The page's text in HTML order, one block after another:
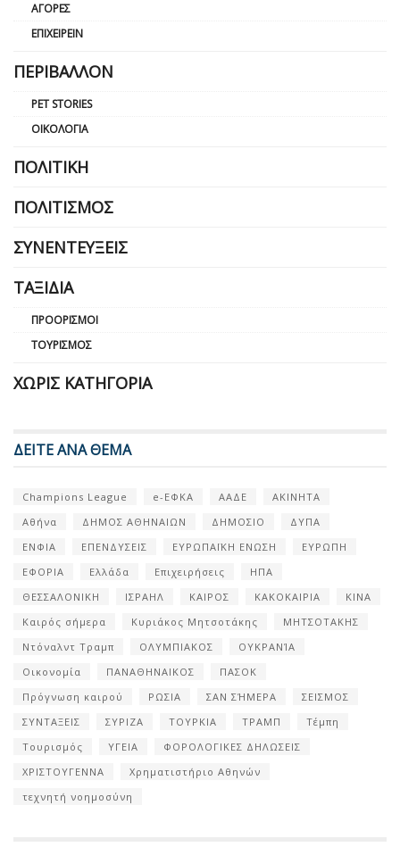
ΑΓΟΡΈΣ
ΕΠΙΧΕΙΡΕΊΝ
ΠΕΡΙΒΆΛΛΟΝ
PET STORIES
ΟΙΚΟΛΟΓΊΑ
ΠΟΛΙΤΙΚΉ
ΠΟΛΙΤΙΣΜΌΣ
ΣΥΝΕΝΤΕΎΞΕΙΣ
ΤΑΞΊΔΙΑ
ΠΡΟΟΡΙΣΜΟΊ
ΤΟΥΡΙΣΜΌΣ
ΧΩΡΊΣ ΚΑΤΗΓΟΡΊΑ
ΔΕΙΤΕ ΑΝΑ ΘΕΜΑ
Champions League e-ΕΦΚΑ ΑΑΔΕ
ΑΚΙΝΗΤΑ
Αθήνα
ΔΗΜΟΣ ΑΘΗΝΑΙΩΝ ΔΗΜΟΣΙΟ
ΔΥΠΑ
ΕΝΦΙΑ
ΕΠΕΝΔΥΣΕΙΣ ΕΥΡΩΠΑΪΚΗ ΕΝΩΣΗ
ΕΥΡΩΠΗ
ΕΦΟΡΙΑ
Ελλάδα Επιχειρήσεις
ΗΠΑ
ΘΕΣΣΑΛΟΝΙΚΗ
ΙΣΡΑΗΛ ΚΑΙΡΟΣ ΚΑΚΟΚΑΙΡΙΑ
ΚΙΝΑ
Καιρός σήμερα
Κυριάκος Μητσοτάκης
ΜΗΤΣΟΤΑΚΗΣ
Ντόναλντ Τραμπ
ΟΛΥΜΠΙΑΚΟΣ
ΟΥΚΡΑΝΊΑ
Οικονομία
ΠΑΝΑΘΗΝΑΙΚΟΣ
ΠΑΣΟΚ
Πρόγνωση καιρού
ΡΩΣΙΑ ΣΑΝ ΣΉΜΕΡΑ
ΣΕΙΣΜΟΣ
ΣΥΝΤΑΞΕΙΣ
ΣΥΡΙΖΑ ΤΟΥΡΚΙΑ ΤΡΑΜΠ
Τέμπη
Τουρισμός
ΥΓΕΙΑ
ΦΟΡΟΛΟΓΙΚΕΣ ΔΗΛΩΣΕΙΣ
ΧΡΙΣΤΟΥΓΕΝΝΑ
Χρηματιστήριο Αθηνών
τεχνητή νοημοσύνη